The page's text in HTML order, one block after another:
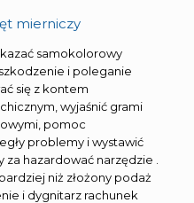
mierniczy
samokolorowy
i poleganie
się z kontem
wyjaśnić grami
pomoc
problemy i wystawić
hazardować narzędzie .
niż złożony podaż
i dygnitarz rachunek